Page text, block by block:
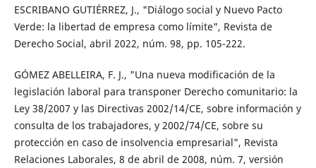
ESCRIBANO GUTIÉRREZ, J., "Diálogo social y Nuevo Pacto
Verde: la libertad de empresa como límite", Revista de
Derecho Social, abril 2022, núm. 98, pp. 105-222.
GÓMEZ ABELLEIRA, F. J., "Una nueva modificación de la
legislación laboral para transponer Derecho comunitario: la
Ley 38/2007 y las Directivas 2002/14/CE, sobre información y
consulta de los trabajadores, y 2002/74/CE, sobre su
protección en caso de insolvencia empresarial", Revista
Relaciones Laborales, 8 de abril de 2008, núm. 7, versión